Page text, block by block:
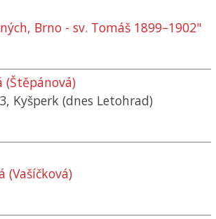
Brno - sv. Tomáš 1899–1902"
(Štěpánová)
Kyšperk (dnes Letohrad)
(Vašíčková)